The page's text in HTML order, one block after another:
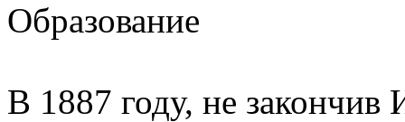
Образование
В 1887 году, не